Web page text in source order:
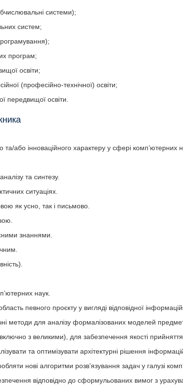
системи);
систем;
програм;
освіти;
(професійно-технічної) освіти;
передвищої освіти.
та/або інноваційного характеру у сфері комп’ютерних
та синтезу.
ситуаціях.
як усно, так і письмово.
знаннями.
наук.
певного проєкту у вигляді відповідної
методи для аналізу формалізованих моделей
з великими), для забезпечення якості
та оптимізувати архітектурні рішення
нові алгоритми розв’язування задач у галузі
відповідно до сформульованих вимог з